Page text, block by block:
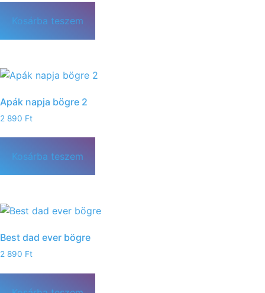
Kosárba teszem
Apák napja bögre 2
2 890 Ft
Kosárba teszem
Best dad ever bögre
2 890 Ft